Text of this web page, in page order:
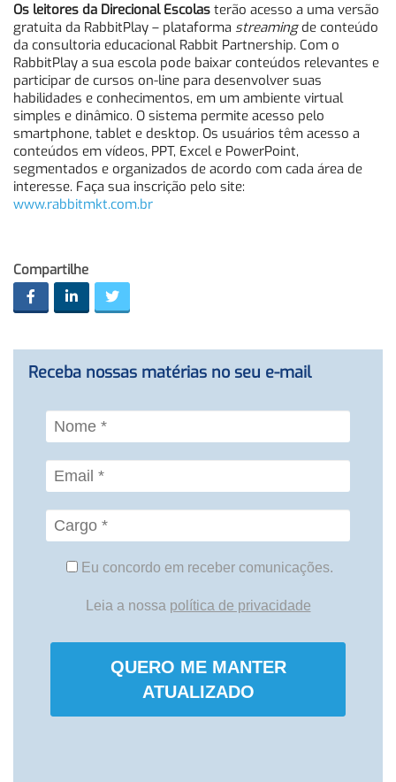
Os leitores da Direcional Escolas terão acesso a uma versão
gratuita da RabbitPlay – plataforma streamingde conteúdo
da consultoria educacional Rabbit Partnership. Com o
RabbitPlay a sua escola pode baixar conteúdos relevantes e
participar de cursos on-line para desenvolver suas
habilidades e conhecimentos, em um ambiente virtual
simples e dinâmico. O sistema permite acesso pelo
smartphone, tablet e desktop. Os usuários têm acesso a
conteúdos em vídeos, PPT, Excel e PowerPoint,
segmentados e organizados de acordo com cada área de
interesse. Faça sua inscrição pelo site:
www.rabbitmkt.com.br
Compartilhe
Receba nossas matérias no seu e-mail
Eu concordo em receber comunicações.
Leia a nossa política de privacidade
QUERO ME MANTER
ATUALIZADO